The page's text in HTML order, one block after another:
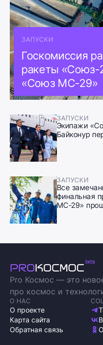
ЗАПУСКИ
Госкомиссия
ракеты «Союз-
«Союз МС-29»
ЗАПУСКИ
Экипажи
Байконур
ЗАПУСКИ
Все
финальная
МС-29»
Pro Космос — это
про космос и
О НАС
О проекте
Карта сайта
Обратная связь